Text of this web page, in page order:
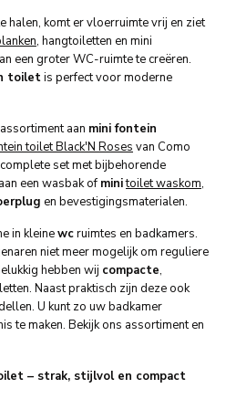
halen, komt er vloerruimte vrij en ziet
, hangtoiletten en mini
een groter WC-ruimte te creëren.
toiletis perfect voor moderne
aan mini fontein
toilet Black'N Roses van Como
set met bijbehorende
een wasbak of minitoilet waskom,
en bevestigingsmaterialen.
in kleinewcruimtes en badkamers.
niet meer mogelijk om reguliere
hebben wij compacte,
Naast praktisch zijn deze ook
U kunt zo uw badkamer
te maken. Bekijk ons assortiment en
– strak, stijlvol en compact